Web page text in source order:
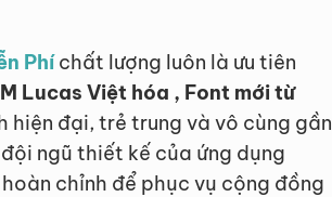
Phíchất lượng luôn là ưu tiên
Lucas Việt hóa , Font mới từ
hiện đại, trẻ trung và vô cùng gần
ngũ thiết kế của ứng dụng
chỉnh để phục vụ cộng đồng